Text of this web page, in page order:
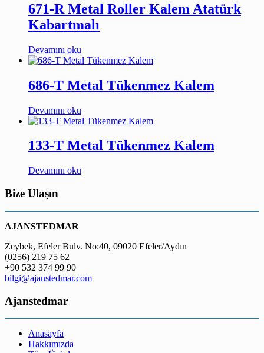
671-R Metal Roller Kalem Atatürk
Kabartmalı
Devamını oku
686-T Metal Tükenmez Kalem
Devamını oku
133-T Metal Tükenmez Kalem
Devamını oku
Bize Ulaşın
AJANSTEDMAR
Zeybek, Efeler Bulv. No:40, 09020 Efeler/Aydın
(0256) 219 75 62
+90 532 374 99 90
bilgi@ajanstedmar.com
Ajanstedmar
Anasayfa
Hakkımızda